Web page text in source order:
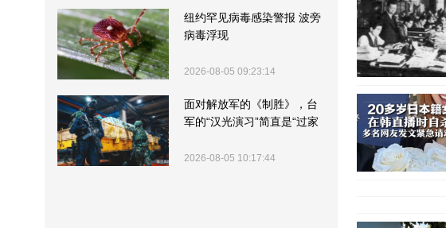
纽约罕见病毒感染警报 波旁
病毒浮现
2026-08-05 09:23:14
面对解放军的《制胜》，台
军的“汉光演习”简直是“过家
2026-08-05 10:17:44